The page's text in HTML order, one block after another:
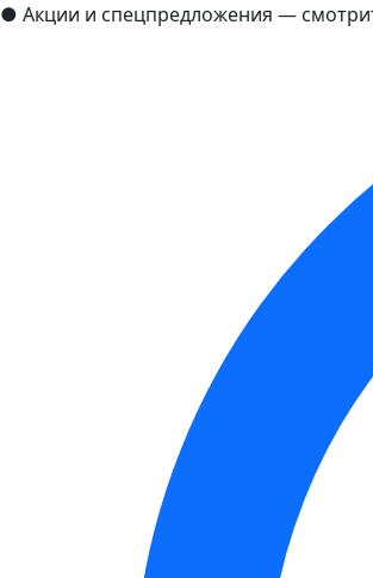
● Акции и спецпредложения —